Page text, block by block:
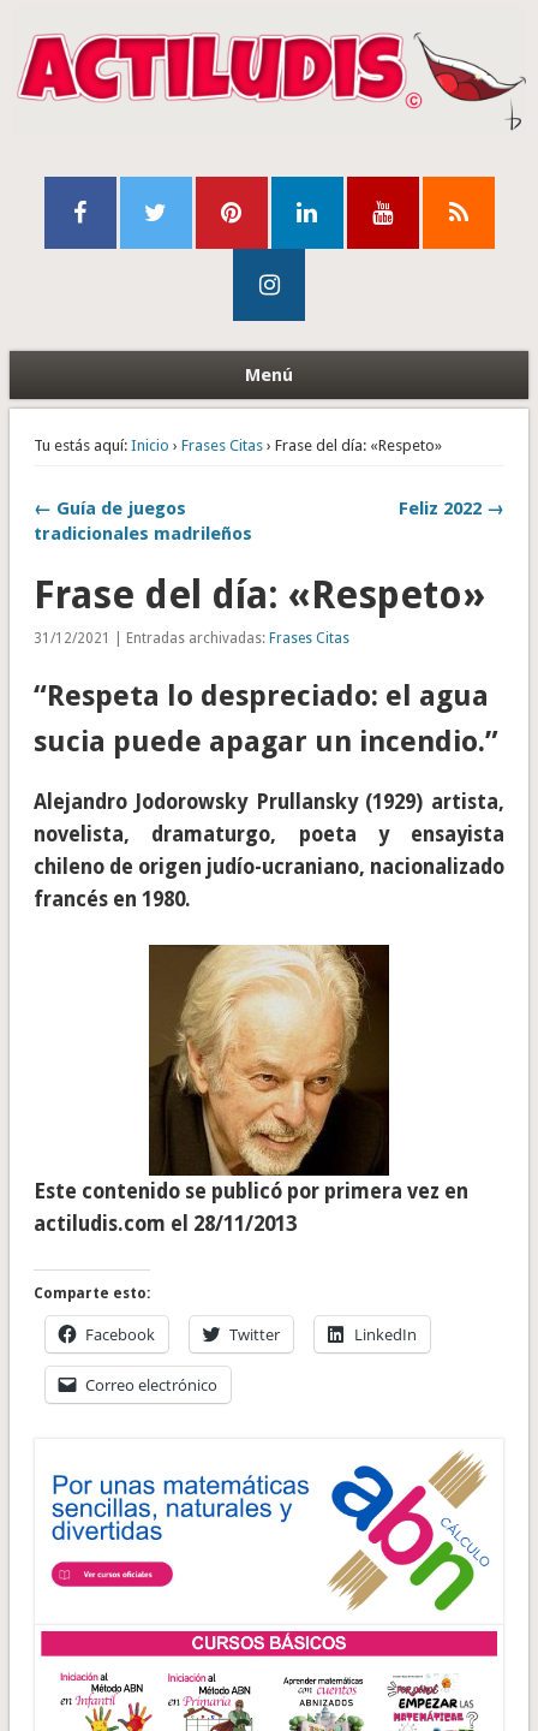
Menú
Tu estás aquí: Inicio › Frases Citas› Frase del día: «Respeto»
← Guía de juegos
tradicionales madrileños
Feliz 2022 →
Frase del día: «Respeto»
31/12/2021 | Entradas archivadas: Frases Citas
“Respeta lo despreciado: el agua
sucia puede apagar un incendio.”
Alejandro Jodorowsky Prullansky (1929) artista,
novelista, dramaturgo, poeta y ensayista
chileno de origen judío-ucraniano, nacionalizado
francés en 1980.
Este contenido se publicó por primera vez en
actiludis.com el 28/11/2013
Comparte esto:
Facebook Twitter LinkedIn
Correo electrónico